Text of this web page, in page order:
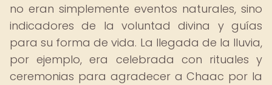
no eran simplemente eventos naturales, sino
indicadores de la voluntad divina y guías
para su forma de vida. La llegada de la lluvia,
por ejemplo, era celebrada con rituales y
ceremonias para agradecer a Chaac por la